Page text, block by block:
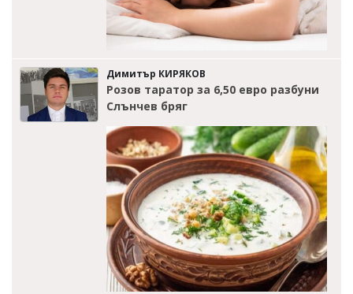
Димитър КИРЯКОВ
Розов таратор за 6,50 евро разбуни
Слънчев бряг